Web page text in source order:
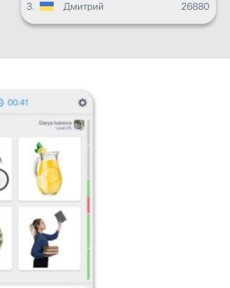
3.
Дмитрий 26880